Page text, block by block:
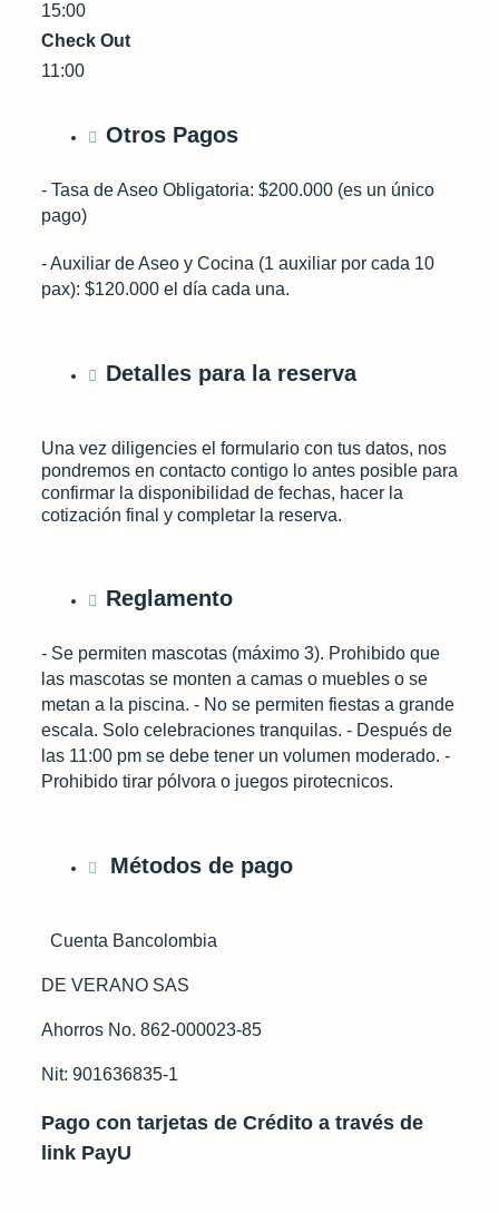
15:00
Check Out
11:00
Otros Pagos
- Tasa de Aseo Obligatoria: $200.000 (es un único
pago)
- Auxiliar de Aseo y Cocina (1 auxiliar por cada 10
pax): $120.000 el día cada una.
Detalles para la reserva
Una vez diligencies el formulario con tus datos, nos
pondremos en contacto contigo lo antes posible para
confirmar la disponibilidad de fechas, hacer la
cotización final y completar la reserva.
Reglamento
- Se permiten mascotas (máximo 3). Prohibido que
las mascotas se monten a camas o muebles o se
metan a la piscina. - No se permiten fiestas a grande
escala. Solo celebraciones tranquilas. - Después de
las 11:00 pm se debe tener un volumen moderado. -
Prohibido tirar pólvora o juegos pirotecnicos.
Métodos de pago
Cuenta Bancolombia
DE VERANO SAS
Ahorros No. 862-000023-85
Nit: 901636835-1
Pago con tarjetas de Crédito a través de
link PayU